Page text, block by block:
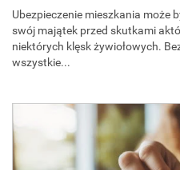
Ubezpieczenie mieszkania może
swój majątek przed skutkami
niektórych klęsk żywiołowych.
wszystkie...